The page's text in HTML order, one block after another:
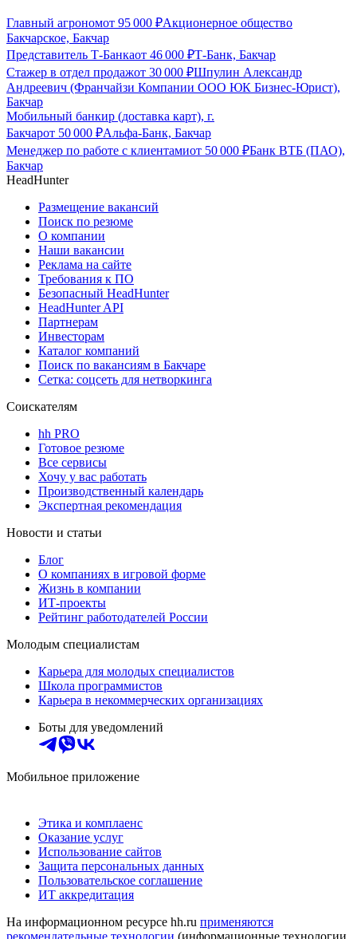
Главный агрономот 95 000 ₽Акционерное общество
Бакчарское, Бакчар
Представитель Т-Банкаот 46 000 ₽Т-Банк, Бакчар
Стажер в отдел продажот 30 000 ₽Шпулин Александр
Андреевич (Франчайзи Компании ООО ЮК Бизнес-Юрист),
Бакчар
Мобильный банкир (доставка карт), г.
Бакчарот 50 000 ₽Альфа-Банк, Бакчар
Менеджер по работе с клиентамиот 50 000 ₽Банк ВТБ (ПАО),
Бакчар
HeadHunter
Размещение вакансий
Поиск по резюме
О компании
Наши вакансии
Реклама на сайте
Требования к ПО
Безопасный HeadHunter
HeadHunter API
Партнерам
Инвесторам
Каталог компаний
Поиск по вакансиям в Бакчаре
Сетка: соцсеть для нетворкинга
Соискателям
hh PRO
Готовое резюме
Все сервисы
Хочу у вас работать
Производственный календарь
Экспертная рекомендация
Новости и статьи
Блог
О компаниях в игровой форме
Жизнь в компании
ИТ-проекты
Рейтинг работодателей России
Молодым специалистам
Карьера для молодых специалистов
Школа программистов
Карьера в некоммерческих организациях
Боты для уведомлений
Мобильное приложение
Этика и комплаенс
Оказание услуг
Использование сайтов
Защита персональных данных
Пользовательское соглашение
ИТ аккредитация
На информационном ресурсе hh.ru применяются